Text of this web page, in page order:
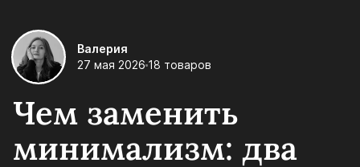
Валерия
27 мая 2026 18 товаров
Чем заменить
минимализм: два